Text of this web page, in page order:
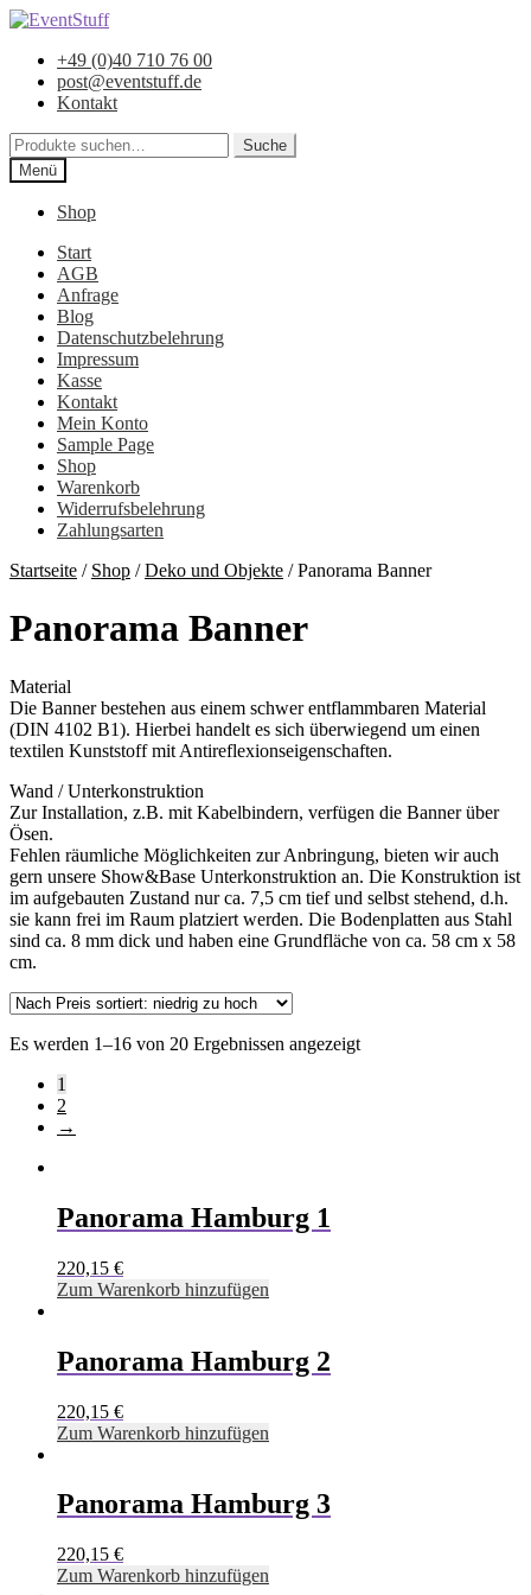
Zur
springen
Zum
springen+49 (0)40 710 76 00
post@eventstuff.de
Kontakt
Suche
nach:
Suche
Menü
Shop
Start
AGB
Anfrage
Blog
Datenschutzbelehrung
Impressum
Kasse
Kontakt
Mein Konto
Sample Page
Shop
Warenkorb
Widerrufsbelehrung
Zahlungsarten
Startseite / Shop /Deko und Objekte /Panorama Banner
Panorama Banner
Material
Die Banner bestehen aus einem schwer entflammbaren Material
(DIN 4102 B1). Hierbei handelt es sich überwiegend um einen
textilen Kunststoff mit Antireflexionseigenschaften.
Wand / Unterkonstruktion
Zur Installation, z.B. mit Kabelbindern, verfügen die Banner über
Ösen.
Fehlen räumliche Möglichkeiten zur Anbringung, bieten wir auch
gern unsere Show&Base Unterkonstruktion an. Die Konstruktion ist
im aufgebauten Zustand nur ca. 7,5 cm tief und selbst stehend, d.h.
sie kann frei im Raum platziert werden. Die Bodenplatten aus Stahl
sind ca. 8 mm dick und haben eine Grundfläche von ca. 58 cm x 58
cm.
Es werden 1–16 von 20 Ergebnissen angezeigt
1
2
→
Panorama Hamburg 1
220,15 €
Zum Warenkorb hinzufügen
Panorama Hamburg 2
220,15 €
Zum Warenkorb hinzufügen
Panorama Hamburg 3
220,15 €
Zum Warenkorb hinzufügen